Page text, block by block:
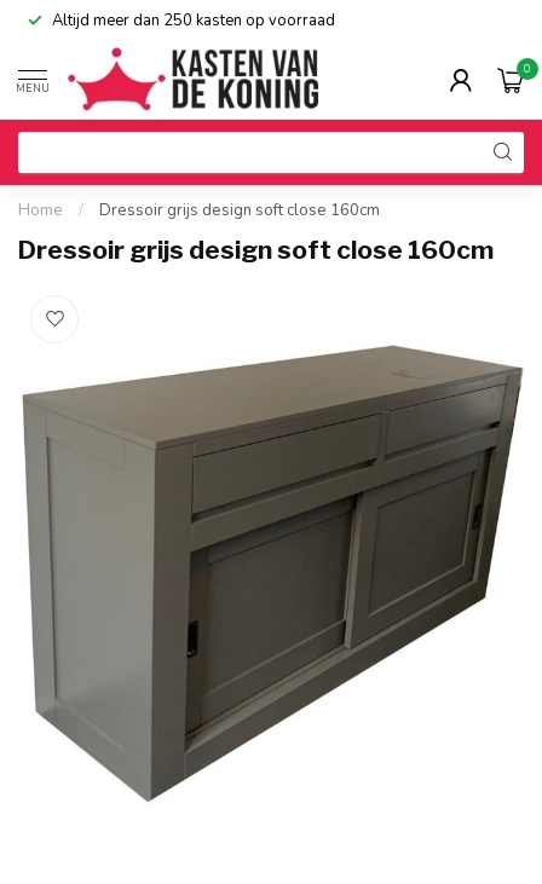
Altijd meer dan 250 kasten op voorraad
MENU
0
Home / Dressoir grijs design soft close 160cm
Dressoir grijs design soft close 160cm